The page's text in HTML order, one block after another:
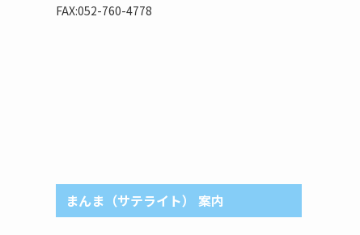
FAX:052-760-4778
まんま（サテライト） 案内